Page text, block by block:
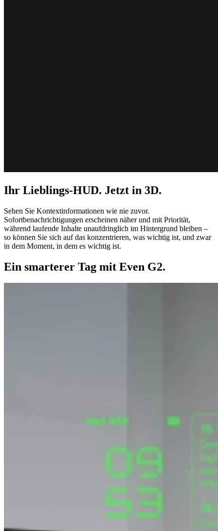
Ihr Lieblings-HUD. Jetzt in 3D.
Sehen Sie Kontextinformationen wie nie zuvor.
Sofortbenachrichtigungen erscheinen näher und mit Priorität,
während laufende Inhalte unaufdringlich im Hintergrund bleiben –
so können Sie sich auf das konzentrieren, was wichtig ist, und zwar
in dem Moment, in dem es wichtig ist.
Ein smarterer Tag mit Even G2.